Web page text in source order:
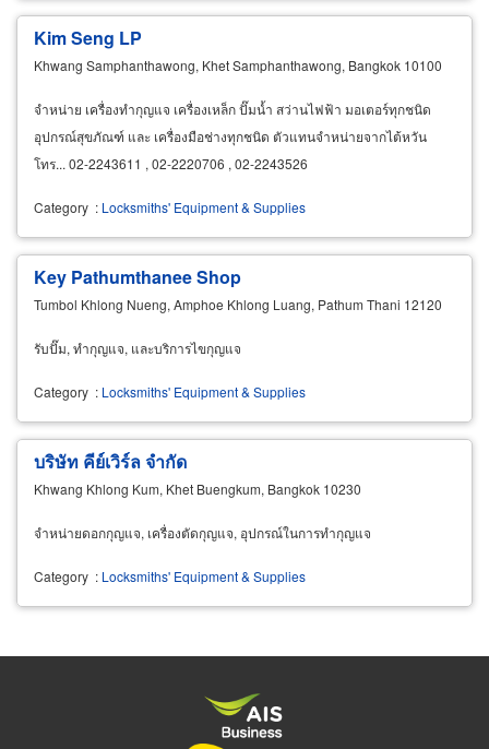
Kim Seng LP
Khwang Samphanthawong, Khet Samphanthawong, Bangkok 10100
จำหน่าย เครื่องทำกุญแจ เครื่องเหล็ก ปั๊มน้ำ สว่านไฟฟ้า มอเตอร์ทุกชนิด
อุปกรณ์สุขภัณฑ์ และ เครื่องมือช่างทุกชนิด ตัวแทนจำหน่ายจากไต้หวัน
โทร... 02-2243611 , 02-2220706 , 02-2243526
Category : Locksmiths' Equipment & Supplies
Key Pathumthanee Shop
Tumbol Khlong Nueng, Amphoe Khlong Luang, Pathum Thani 12120
รับปั๊ม, ทำกุญแจ, และบริการไขกุญแจ
Category : Locksmiths' Equipment & Supplies
บริษัท คีย์เวิร์ล จำกัด
Khwang Khlong Kum, Khet Buengkum, Bangkok 10230
จำหน่ายดอกกุญแจ, เครื่องตัดกุญแจ, อุปกรณ์ในการทำกุญแจ
Category : Locksmiths' Equipment & Supplies